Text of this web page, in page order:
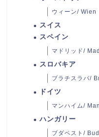
ウィーン/ Wien
スイス
スペイン
マドリッド/
スロバキア
ブラチスラバ/
ドイツ
マンハイム/
ハンガリー
ブダペスト/